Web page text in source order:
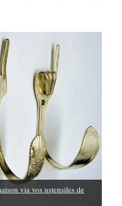
via vos ustensiles de